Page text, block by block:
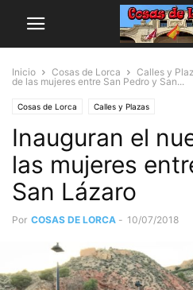
Inicio Cosas de Lorca Calles y
de las mujeres entre San Pedro y San...
Cosas de Lorca Calles y Plazas
Inauguran el
las mujeres
San Lázaro
Por COSAS DE LORCA - 10/07/2018